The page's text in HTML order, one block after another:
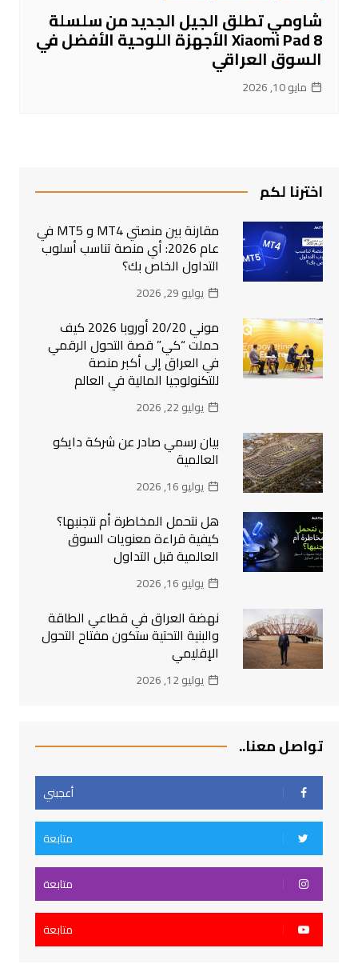
شاومي تطلق الجيل الجديد من سلسلة
Xiaomi Pad 8 الأجهزة اللوحية الأفضل في
السوق العراقي
مايو 10, 2026
اخترنا لكم
مقارنة بين منصتي MT4 و MT5 في
عام 2026: أي منصة تناسب أسلوب
التداول الخاص بك؟
يوليو 29, 2026
موني 20/20 أوروبا 2026 كيف
حملت “كي” قصة التحول الرقمي
في العراق إلى أكبر منصة
للتكنولوجيا المالية في العالم
يوليو 22, 2026
بيان رسمي صادر عن شركة دايكو
العالمية
يوليو 16, 2026
هل نتحمل المخاطرة أم نتجنبها؟
كيفية قراءة معنويات السوق
العالمية قبل التداول
يوليو 16, 2026
نهضة العراق في قطاعي الطاقة
والبنية التحتية ستكون مفتاح التحول
الإقليمي
يوليو 12, 2026
تواصل معنا..
أعجبني
متابعة
متابعة
متابعة